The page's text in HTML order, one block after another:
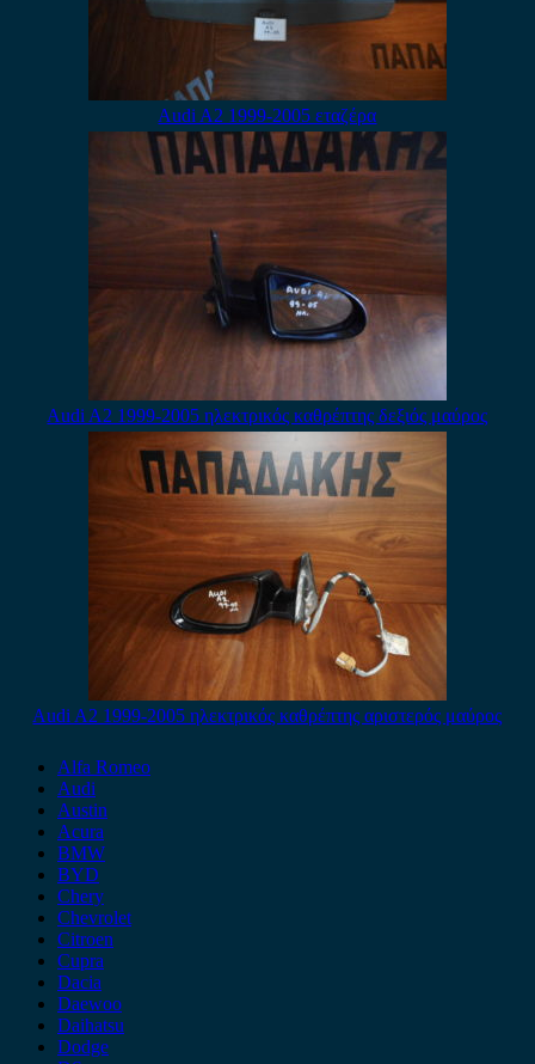
Audi A2 1999-2005 εταζέρα
Audi A2 1999-2005 ηλεκτρικός καθρέπτης δεξιός μαύρος
Audi A2 1999-2005 ηλεκτρικός καθρέπτης αριστερός μαύρος
Alfa Romeo
Audi
Austin
Acura
BMW
BYD
Chery
Chevrolet
Citroen
Cupra
Dacia
Daewoo
Daihatsu
Dodge